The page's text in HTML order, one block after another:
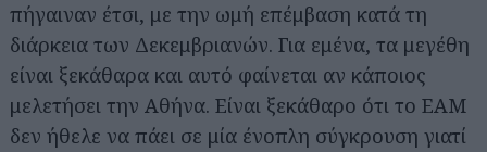
πήγαιναν έτσι, με την ωμή επέμβαση κατά τη
διάρκεια των Δεκεμβριανών. Για εμένα, τα μεγέθη
είναι ξεκάθαρα και αυτό φαίνεται αν κάποιος
μελετήσει την Αθήνα. Είναι ξεκάθαρο ότι το ΕΑΜ
δεν ήθελε να πάει σε μία ένοπλη σύγκρουση γιατί